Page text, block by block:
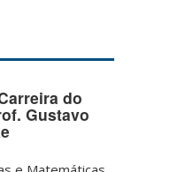
do
Gustavo